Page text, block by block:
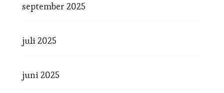
september 2025
juli 2025
juni 2025